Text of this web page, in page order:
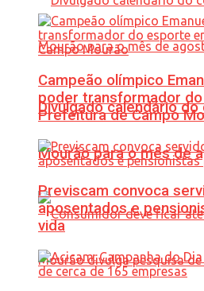
Divulgado calendário
Mourão para o mês de
Campeão olímpico
poder transformador
Prefeitura de Campo
Previscam convoca
aposentados e
vida